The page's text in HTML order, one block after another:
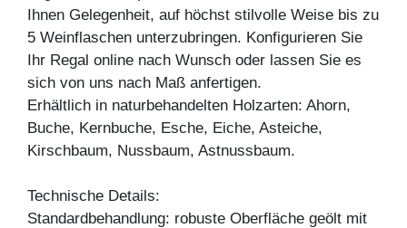
Ihnen Gelegenheit, auf höchst stilvolle Weise bis zu
5 Weinflaschen unterzubringen. Konfigurieren Sie
Ihr Regal online nach Wunsch oder lassen Sie es
sich von uns nach Maß anfertigen.
Erhältlich in naturbehandelten Holzarten: Ahorn,
Buche, Kernbuche, Esche, Eiche, Asteiche,
Kirschbaum, Nussbaum, Astnussbaum.
Technische Details:
Standardbehandlung: robuste Oberfläche geölt mit